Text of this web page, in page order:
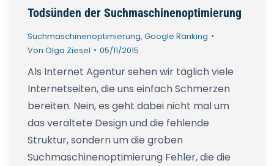
Todsünden der Suchmaschinenoptimierung
Suchmaschinenoptimierung, Google Ranking
Von Olga Ziesel 05/11/2015
Als Internet Agentur sehen wir täglich viele
Internetseiten, die uns einfach Schmerzen
bereiten. Nein, es geht dabei nicht mal um
das veraltete Design und die fehlende
Struktur, sondern um die groben
Suchmaschinenoptimierung Fehler, die die